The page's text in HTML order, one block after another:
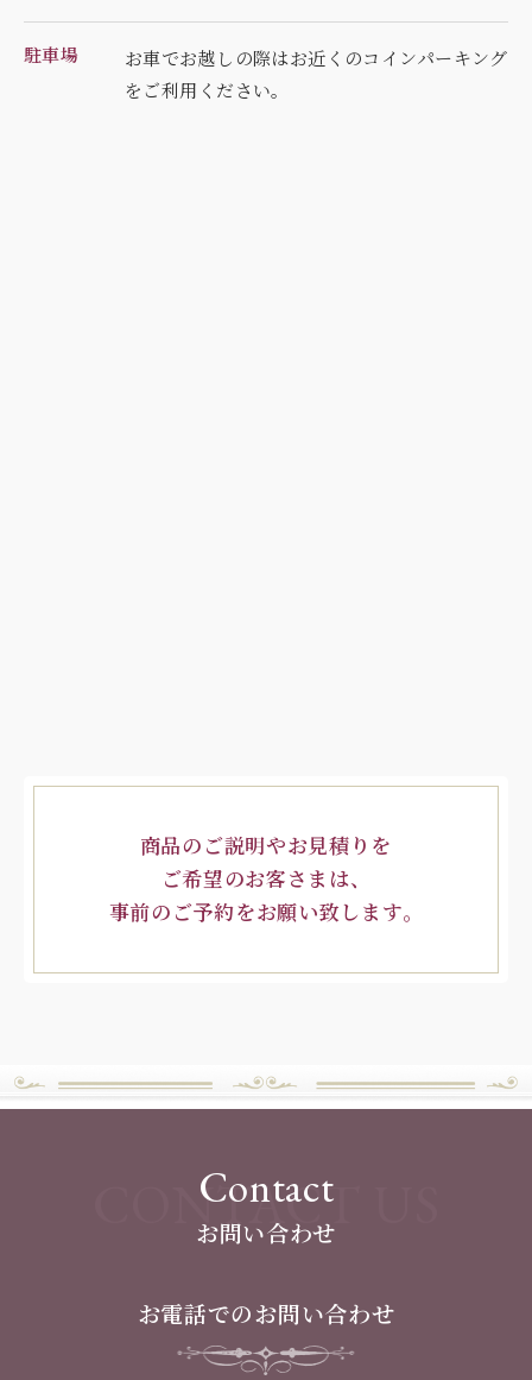
駐車場
お車でお越しの際はお近くのコインパーキング
をご利用ください。
商品のご説明やお見積りを
ご希望のお客さまは、
事前のご予約をお願い致します。
Contact
お問い合わせ
CONTACT US
お電話でのお問い合わせ